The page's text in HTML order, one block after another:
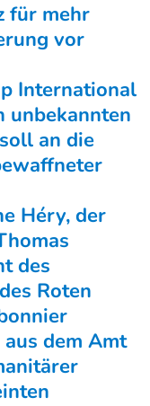
für mehr
vor
International
unbekannten
an die
Héry, der
des
Roten
dem Amt